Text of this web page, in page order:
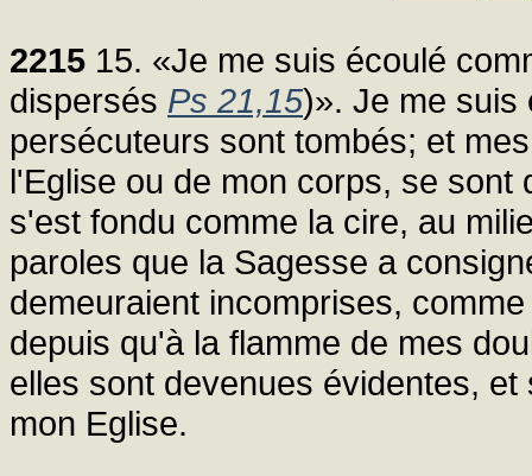
2215 15. «Je me suis écoulé
dispersés Ps 21,15)». Je me suis
persécuteurs sont tombés; et
l'Eglise ou de mon corps, se
s'est fondu comme la cire, au
paroles que la Sagesse a
demeuraient incomprises,
depuis qu'à la flamme de mes
elles sont devenues évidentes,
mon Eglise.